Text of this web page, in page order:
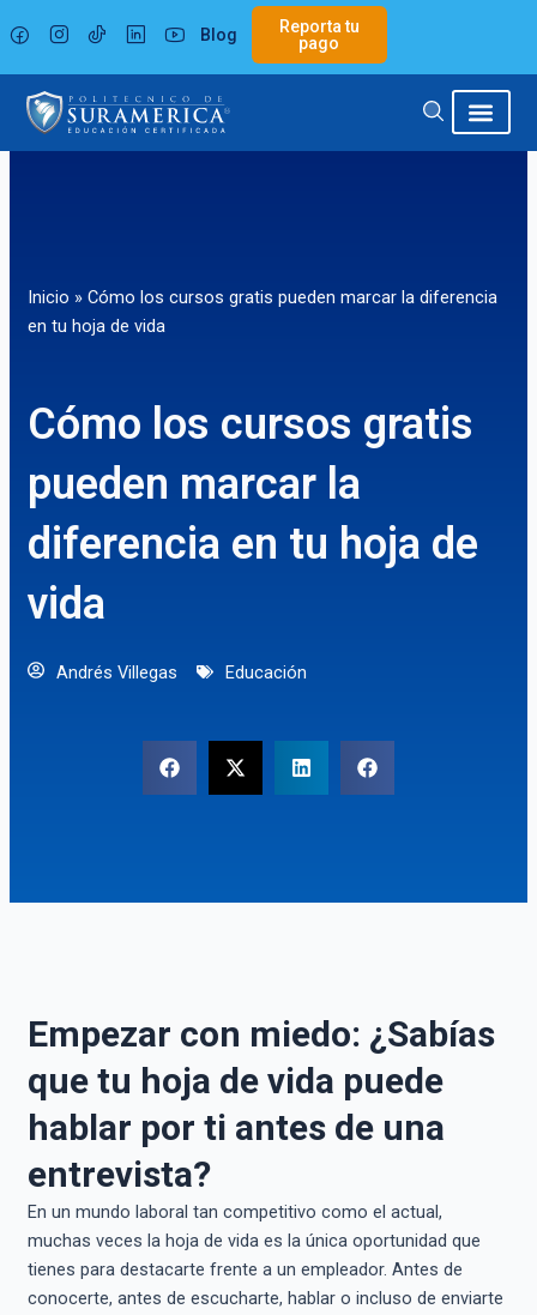
al
contenido
Blog
Reporta tu
pago
Inicio » Cómo los cursos gratis pueden marcar la diferencia
en tu hoja de vida
Cómo los cursos gratis
pueden marcar la
diferencia en tu hoja de
vida
Andrés Villegas Educación
Empezar con miedo: ¿Sabías
que tu hoja de vida puede
hablar por ti antes de una
entrevista?
En un mundo laboral tan competitivo como el actual,
muchas veces la hoja de vida es la única oportunidad que
tienes para destacarte frente a un empleador. Antes de
conocerte, antes de escucharte, hablar o incluso de enviarte